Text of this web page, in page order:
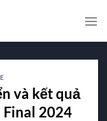
và kết quả
Final 2024